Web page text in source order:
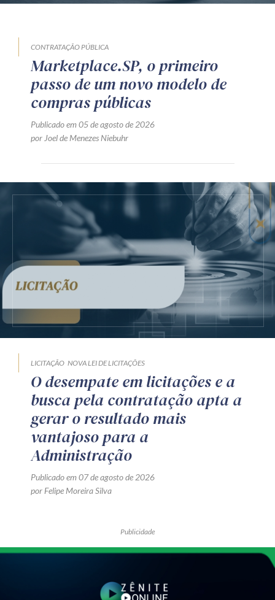
CONTRATAÇÃO PÚBLICA
Marketplace.SP, o primeiro
passo de um novo modelo de
compras públicas
Publicado em 05 de agosto de 2026
por Joel de Menezes Niebuhr
LICITAÇÃO NOVA LEI DE LICITAÇÕES
O desempate em licitações e a
busca pela contratação apta a
gerar o resultado mais
vantajoso para a
Administração
Publicado em 07 de agosto de 2026
por Felipe Moreira Silva
Publicidade